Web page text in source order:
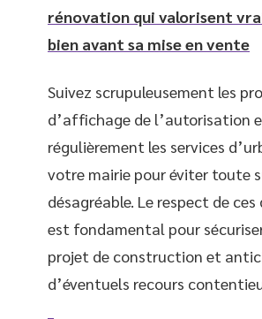
rénovation qui valorisent
bien avant sa mise en vente
Suivez scrupuleusement les
d’affichage de l’autorisation
régulièrement les services
votre mairie pour éviter toute
désagréable. Le respect de ces
est fondamental pour
projet de construction et
d’éventuels recours